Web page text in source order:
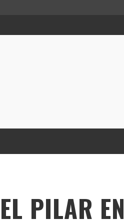
PILAR EN